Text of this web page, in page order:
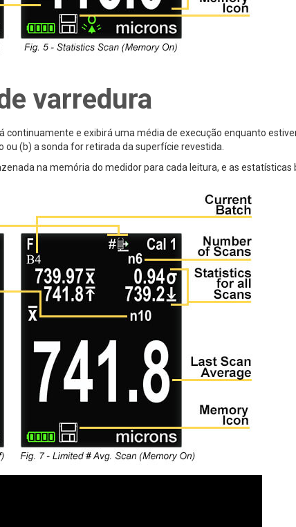
varredura
e exibirá uma média de execução enquanto
(b) a sonda for retirada da superfície revestida.
na memória do medidor para cada leitura, e as estatísticas